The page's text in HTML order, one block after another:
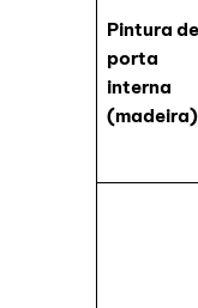
Pintura de
porta
interna
(madeira)